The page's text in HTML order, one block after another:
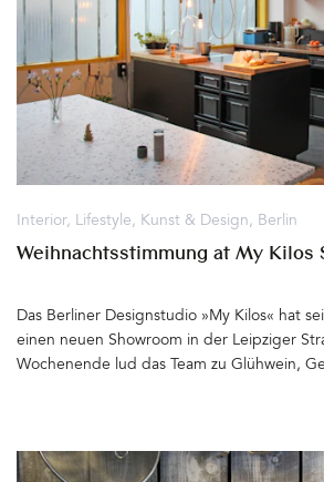
im KaDeWe vor einigen Tagen aufmerksam
Glück, die edlen Vögel für einen
erwerben. Vielleicht gilt das Angebot noch.
und nachfragen&hellip&hellip
Interior, Lifestyle, Kunst & Design, Berlin
Weihnachtsstimmung at My Kilos
Das Berliner Designstudio »My Kilos« hat
einen neuen Showroom in der Leipziger
Wochenende lud das Team zu Glühwein,
Einladung zum X-Mas Sale gerade recht.